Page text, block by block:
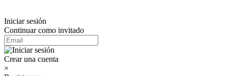
Iniciar sesión
Continuar como invitado
Crear una cuenta
×